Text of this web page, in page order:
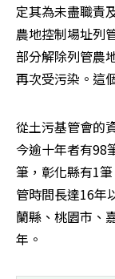
定其為未盡職責
農地控制場址列
部分解除列管農
再次受污染。這
從土污基管會的
今逾十年者有98
筆，彰化縣有1
管時間長達16年
蘭縣、桃園市、
年。